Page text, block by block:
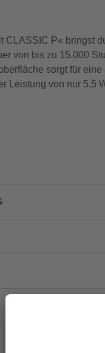
CLASSIC P« bringst
von bis zu 15.000
sorgt für
Leistung von nur 5,5